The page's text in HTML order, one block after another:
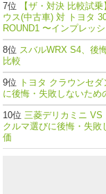
【ザ・対決 比較試
ウス(中古車) 対 トヨタ
ROUND1 〜インプレッ
スバルWRX S4、後
比較
トヨタ クラウンセ
に後悔・失敗しないため
三菱デリカミニ
クルマ選びに後悔・失
価